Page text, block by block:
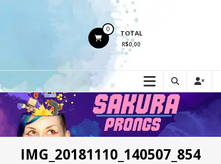
0 TOTAL
R$0,00
IMG_20181110_140507_854